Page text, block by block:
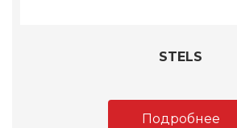
STELS
Подробнее